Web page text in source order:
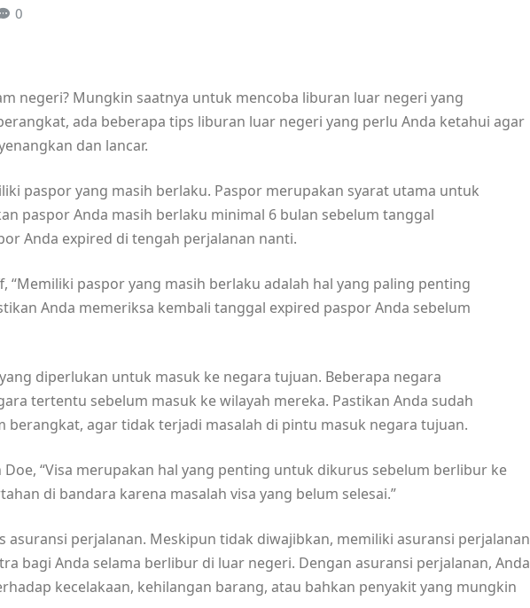
0
negeri? Mungkin saatnya untuk mencoba liburan luar negeri yang
ada beberapa tips liburan luar negeri yang perlu Anda ketahui agar
dan lancar.
paspor yang masih berlaku. Paspor merupakan syarat utama untuk
paspor Anda masih berlaku minimal 6 bulan sebelum tanggal
Anda expired di tengah perjalanan nanti.
“Memiliki paspor yang masih berlaku adalah hal yang paling penting
Anda memeriksa kembali tanggal expired paspor Anda sebelum
diperlukan untuk masuk ke negara tujuan. Beberapa negara
tertentu sebelum masuk ke wilayah mereka. Pastikan Anda sudah
berangkat, agar tidak terjadi masalah di pintu masuk negara tujuan.
Doe, “Visa merupakan hal yang penting untuk dikurus sebelum berlibur ke
di bandara karena masalah visa yang belum selesai.”
asuransi perjalanan. Meskipun tidak diwajibkan, memiliki asuransi perjalanan
bagi Anda selama berlibur di luar negeri. Dengan asuransi perjalanan, Anda
kecelakaan, kehilangan barang, atau bahkan penyakit yang mungkin